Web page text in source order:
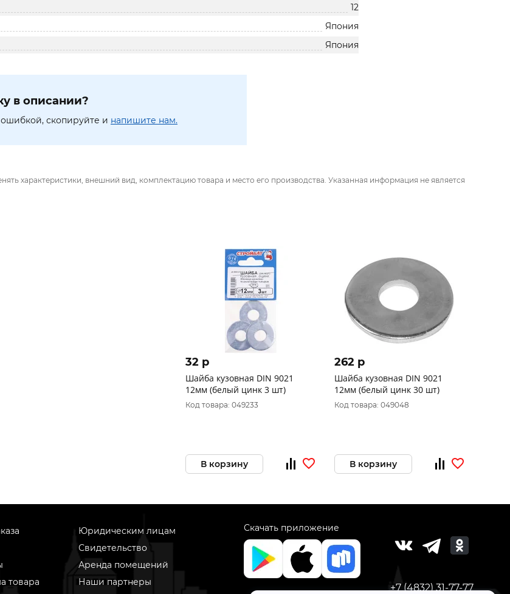
12
Япония
Япония
в описании?
скопируйте и напишите нам.
характеристики, внешний вид, комплектацию товара и место его производства. Указанная информация не является
32 p
Шайба кузовная DIN 9021
12мм (белый цинк 3 шт)
Код товара: 049233
В корзину
262 p
Шайба кузовная DIN 9021
12мм (белый цинк 30 шт)
Код товара: 049048
В корзину
товара
Юридическим лицам
Свидетельство
Аренда помещений
Наши партнеры
Скачать приложение
+7 (4832) 31-77-77